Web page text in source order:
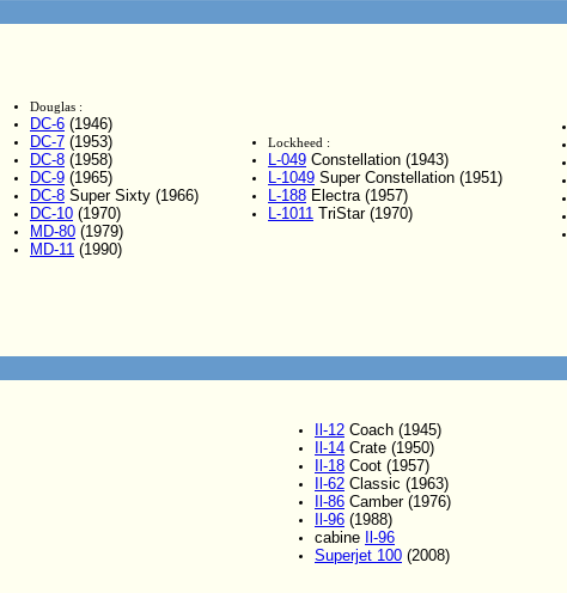
Douglas :
DC-6 (1946)
DC-7 (1953)
DC-8 (1958)
DC-9 (1965)
DC-8 Super Sixty (1966)
DC-10 (1970)
MD-80 (1979)
MD-11 (1990)
Lockheed :
L-049 Constellation (1943)
L-1049 Super Constellation (1951)
L-188 Electra (1957)
L-1011 TriStar (1970)
Il-12 Coach (1945)
Il-14 Crate (1950)
Il-18 Coot (1957)
Il-62 Classic (1963)
Il-86 Camber (1976)
Il-96 (1988)
cabine Il-96
Superjet 100 (2008)